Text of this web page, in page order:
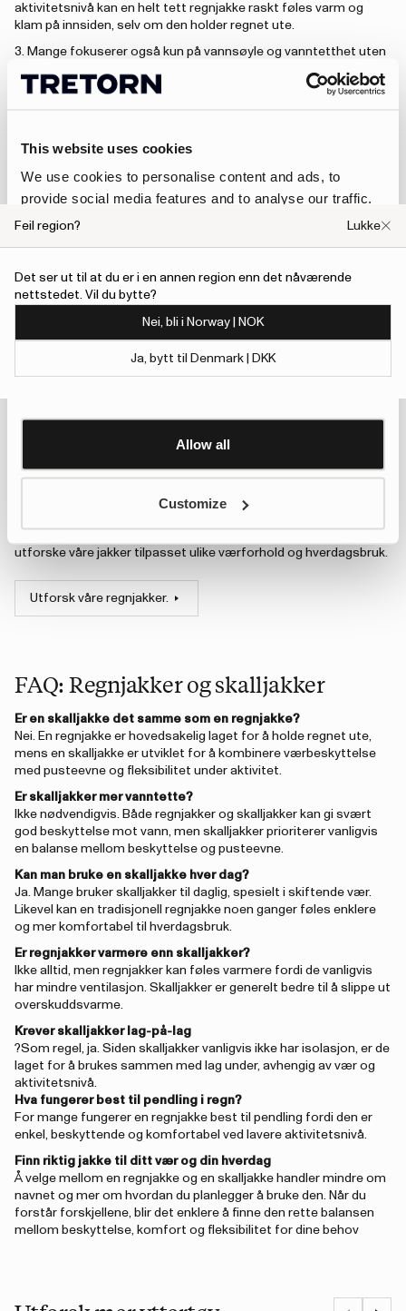
This website uses cookies
We use cookies to personalise content and ads, to
provide social media features and to analyse our traffic.
We also share information about your use of our site with
provided to them or that they’ve collected from your use
of their services.
To give users more control over their data and ad
personalisation, we have added a link to Google’s
Learn more about Google’s Personalisation and
Allow all
Customize
aktivitetsnivå kan en helt tett regnjakke raskt føles varm og
klam på innsiden, selv om den holder regnet ute.
3. Mange fokuserer også kun på vannsøyle og vanntetthet uten
å se helheten. Passform, ventilasjon, bevegelsesfrihet og
muligheten til å bruke lag under påvirker komforten minst like
Hvordan velge riktig jakke
Det beste valget avhenger av hvordan og hvor jakken skal
alternativet, fordi den fokuserer på direkte beskyttelse mot
regn og våte forhold.
Til friluftsaktiviteter og skiftende vær gir en skalljakke større
fleksibilitet takket være bedre ventilasjon og muligheten til å
tilpasse lagene under.
Hvor mye tid du tilbringer ute
Temperaturforandringer
Fleksibilitet med lag-på-lag
utforske våre jakker tilpasset ulike værforhold og hverdagsbruk.
Utforsk våre regnjakker.
FAQ: Regnjakker og skalljakker
Er en skalljakke det samme som en regnjakke?
Nei. En regnjakke er hovedsakelig laget for å holde regnet ute,
mens en skalljakke er utviklet for å kombinere værbeskyttelse
med pusteevne og fleksibilitet under aktivitet.
Er skalljakker mer vanntette?
Ikke nødvendigvis. Både regnjakker og skalljakker kan gi svært
god beskyttelse mot vann, men skalljakker prioriterer vanligvis
en balanse mellom beskyttelse og pusteevne.
Kan man bruke en skalljakke hver dag?
Ja. Mange bruker skalljakker til daglig, spesielt i skiftende vær.
Likevel kan en tradisjonell regnjakke noen ganger føles enklere
og mer komfortabel til hverdagsbruk.
Er regnjakker varmere enn skalljakker?
Ikke alltid, men regnjakker kan føles varmere fordi de vanligvis
har mindre ventilasjon. Skalljakker er generelt bedre til å slippe ut
overskuddsvarme.
Krever skalljakker lag-på-lag
?Som regel, ja. Siden skalljakker vanligvis ikke har isolasjon, er de
laget for å brukes sammen med lag under, avhengig av vær og
aktivitetsnivå.
Hva fungerer best til pendling i regn?
For mange fungerer en regnjakke best til pendling fordi den er
enkel, beskyttende og komfortabel ved lavere aktivitetsnivå.
Finn riktig jakke til ditt vær og din hverdag
Å velge mellom en regnjakke og en skalljakke handler mindre om
navnet og mer om hvordan du planlegger å bruke den. Når du
forstår forskjellene, blir det enklere å finne den rette balansen
mellom beskyttelse, komfort og fleksibilitet for dine behov
Feil region? Lukke
Det ser ut til at du er i en annen region enn det nåværende
nettstedet. Vil du bytte?
Nei, bli i Norway | NOK
Ja, bytt til Denmark | DKK